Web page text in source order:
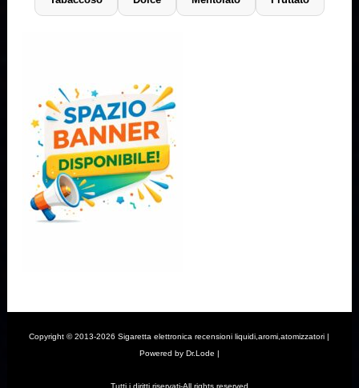
Copyright © 2013-2026 Sigaretta elettronica recensioni liquidi,aromi,atomizzatori |
Powered by Dr.Lode |
Tutti i diritti riservati-All rights reserved